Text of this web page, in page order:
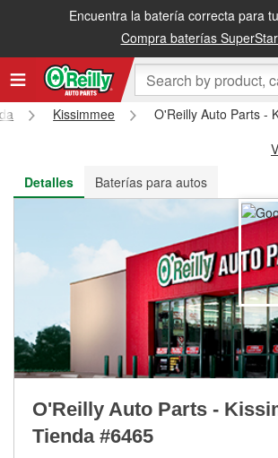
Encuentra la batería correcta para
Compra baterías
Recibe tu orden gratis al día siguiente o
Kissimmee
O'Reilly Auto Parts -
Detalles
Baterías para autos
O'Reilly Auto Parts -
Tienda #6465